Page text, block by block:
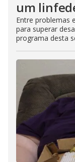
um
Entre problemas
para superar
programa desta